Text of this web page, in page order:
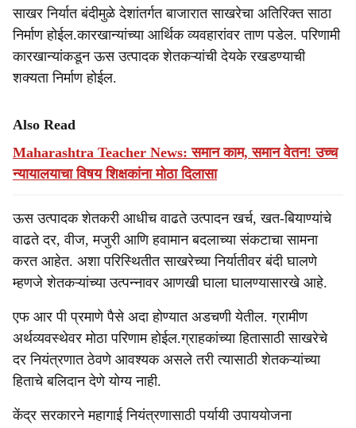
साखर निर्यात बंदीमुळे देशांतर्गत बाजारात साखरेचा अतिरिक्त साठा
निर्माण होईल.कारखान्यांच्या आर्थिक व्यवहारांवर ताण पडेल. परिणामी
कारखान्यांकडून ऊस उत्पादक शेतकऱ्यांची देयके रखडण्याची
शक्यता निर्माण होईल.
Also Read
Maharashtra Teacher News: समान काम, समान वेतन! उच्च
न्यायालयाचा विषय शिक्षकांना मोठा दिलासा
ऊस उत्पादक शेतकरी आधीच वाढते उत्पादन खर्च, खत-बियाण्यांचे
वाढते दर, वीज, मजुरी आणि हवामान बदलाच्या संकटाचा सामना
करत आहेत. अशा परिस्थितीत साखरेच्या निर्यातीवर बंदी घालणे
म्हणजे शेतकऱ्यांच्या उत्पन्नावर आणखी घाला घालण्यासारखे आहे.
एफ आर पी प्रमाणे पैसे अदा होण्यात अडचणी येतील. ग्रामीण
अर्थव्यवस्थेवर मोठा परिणाम होईल.ग्राहकांच्या हितासाठी साखरेचे
दर नियंत्रणात ठेवणे आवश्यक असले तरी त्यासाठी शेतकऱ्यांच्या
हिताचे बलिदान देणे योग्य नाही.
केंद्र सरकारने महागाई नियंत्रणासाठी पर्यायी उपाययोजना